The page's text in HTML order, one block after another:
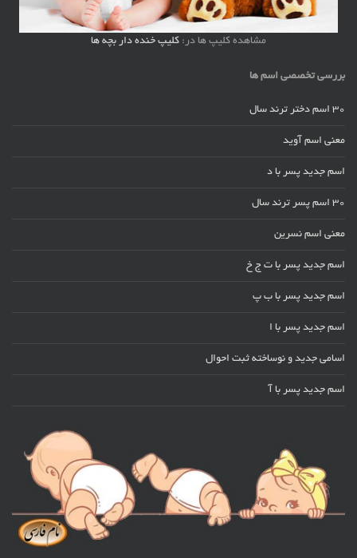
مشاهده کلیپ ها در: کلیپ خنده دار بچه ها
بررسی تخصصی اسم ها
30 اسم دختر ترند سال
معنی اسم آوید
اسم جدید پسر با د
30 اسم پسر ترند سال
معنی اسم نسرین
اسم جدید پسر با ت ج خ
اسم جدید پسر با ب پ
اسم جدید پسر با ا
اسامی جدید و نوساخته ثبت احوال
اسم جدید پسر با آ